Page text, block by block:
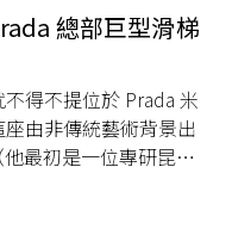
總部巨型滑梯
得不提位於 Prada 米
由非傳統藝術背景出
最初是一位專研昆蟲
更是對當代時尚精神